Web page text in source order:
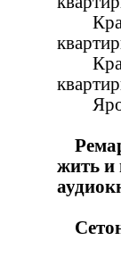
жить и